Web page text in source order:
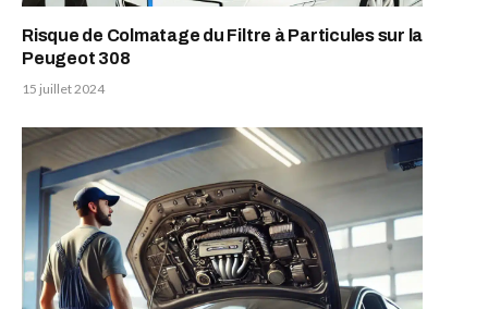
Risque de Colmatage du Filtre à Particules sur la
Peugeot 308
15 juillet 2024